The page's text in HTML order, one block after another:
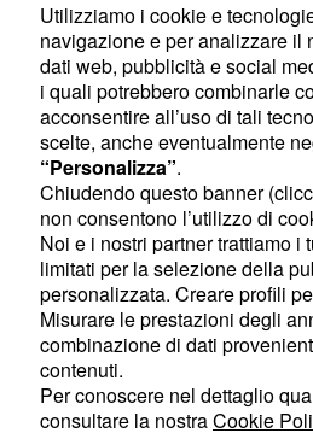
L'Alday senior sarà
conto della malvagità di suo
deciderà di non dire la verità a
Diego ha pensato di essere
medico. Successivamente
rapporto con suo figlio Samuel.
trascorreranno alcuni giorni
incontrare alcuni dei clienti della
Utilizziamo i cookie e
navigazione e per analizzare il
dati web, pubblicità e social
i quali potrebbero combinarle
acconsentire all’uso di tali
scelte, anche eventualmente
“Personalizza”.
Chiudendo questo banner
non consentono l’utilizzo di
Noi e i nostri partner trattiamo
limitati per la selezione della
personalizzata. Creare profili
Misurare le prestazioni degli
combinazione di dati
contenuti.
Per conoscere nel dettaglio
consultare la nostraCookie